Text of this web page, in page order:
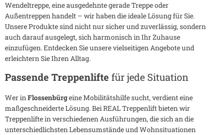
Wendeltreppe, eine ausgedehnte gerade Treppe oder
Außentreppen handelt – wir haben die ideale Lösung für Sie.
Unsere Produkte sind nicht nur sicher und zuverlässig, sondern
auch darauf ausgelegt, sich harmonisch in Ihr Zuhause
einzufügen. Entdecken Sie unsere vielseitigen Angebote und
erleichtern Sie Ihren Alltag.
Passende Treppenlifte für jede Situation
Wer inFlossenbürgeine Mobilitätshilfe sucht, verdient eine
maßgeschneiderte Lösung. Bei REAL Treppenlift bieten wir
Treppenlifte in verschiedenen Ausführungen, die sich an die
unterschiedlichsten Lebensumstände und Wohnsituationen